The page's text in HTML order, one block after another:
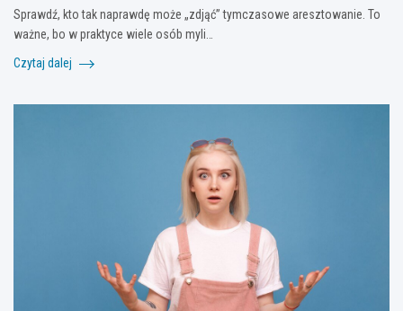
Sprawdź, kto tak naprawdę może „zdjąć” tymczasowe aresztowanie. To
ważne, bo w praktyce wiele osób myli…
Czytaj dalej